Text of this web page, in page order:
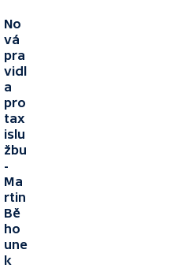
No
vá
pra
vidl
a
pro
tax
islu
žbu
-
Ma
rtin
Bě
ho
une
k